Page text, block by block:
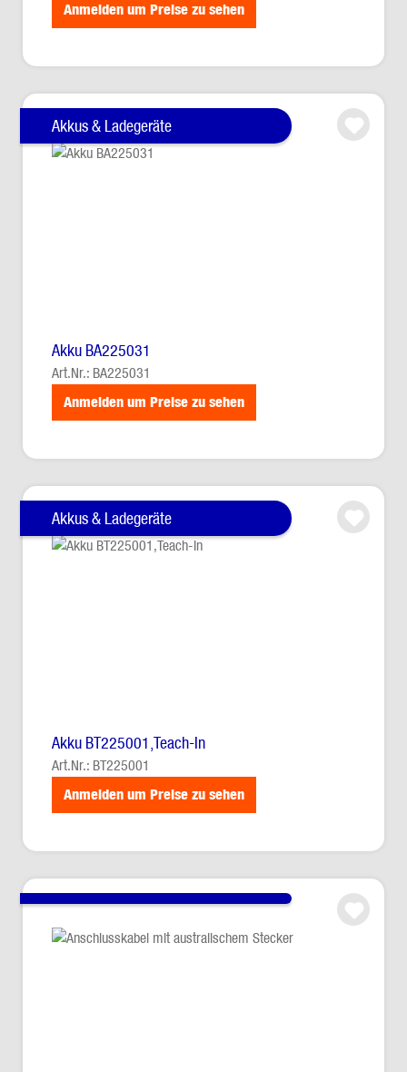
Anmelden um Preise zu sehen
Akkus & Ladegeräte
Akku BA225031
Art.Nr.: BA225031
Anmelden um Preise zu sehen
Akkus & Ladegeräte
Akku BT225001,Teach-In
Art.Nr.: BT225001
Anmelden um Preise zu sehen